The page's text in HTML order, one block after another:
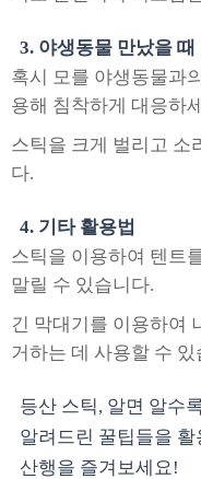
3. 야생동물 만났을 때
혹시 모를 야생동물과
용해 침착하게 대응하
스틱을 크게 벌리고 소
다.
4. 기타 활용법
스틱을 이용하여 텐트
말릴 수 있습니다.
긴 막대기를 이용하여
거하는 데 사용할 수 있
등산 스틱, 알면 알수
알려드린 꿀팁들을
산행을 즐겨보세요!